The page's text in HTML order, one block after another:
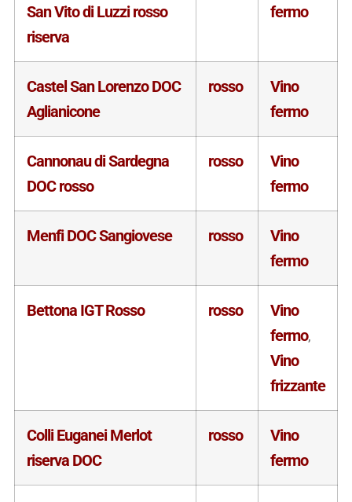
San Vito di Luzzi rosso
riserva
fermo
Castel San Lorenzo DOC
Aglianicone
rosso
Vino
fermo
Cannonau di Sardegna
DOC rosso
rosso
Vino
fermo
Menfi DOC Sangiovese rosso
Vino
fermo
Bettona IGT Rosso rosso
Vino
fermo,
Vino
frizzante
Colli Euganei Merlot
riserva DOC
rosso
Vino
fermo